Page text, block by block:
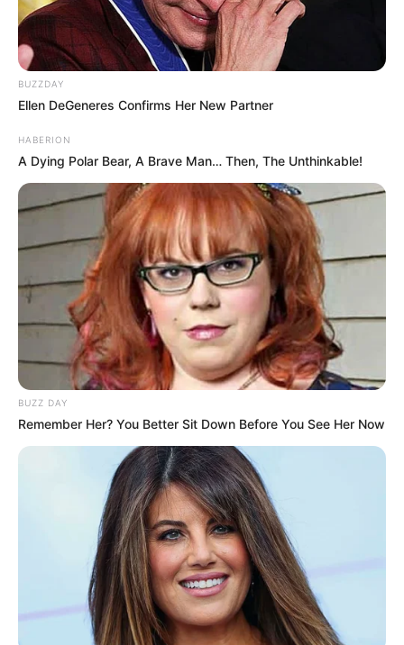
BUZZDAY
Ellen DeGeneres Confirms Her New Partner
HABERION
A Dying Polar Bear, A Brave Man… Then, The Unthinkable!
BUZZ DAY
Remember Her? You Better Sit Down Before You See Her Now